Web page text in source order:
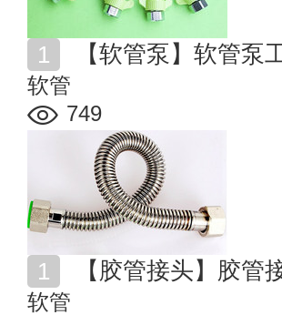
【软管泵】软管
软管
749
【胶管接头】胶
软管